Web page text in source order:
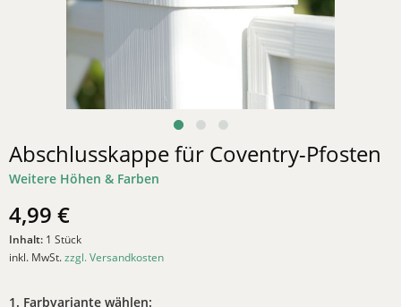
Abschlusskappe für Coventry-Pfosten
Weitere Höhen & Farben
4,99 €
Inhalt: 1 Stück
inkl. MwSt.zzgl. Versandkosten
1. Farbvariante wählen: